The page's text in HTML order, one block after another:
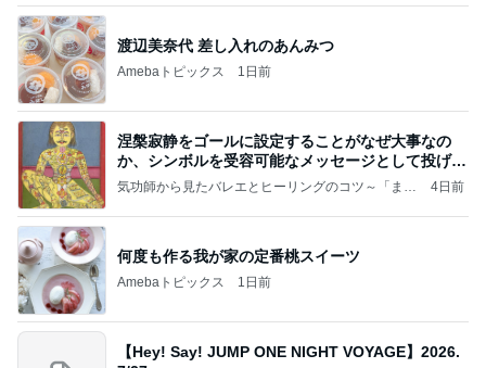
渡辺美奈代 差し入れのあんみつ
Amebaトピックス 1日前
涅槃寂静をゴールに設定することがなぜ大事なの
か、シンボルを受容可能なメッセージとして投げる
ことが
気功師から見たバレエとヒーリングのコツ～「まと
4日前
何度も作る我が家の定番桃スイーツ
Amebaトピックス 1日前
【Hey! Say! JUMP ONE NIGHT VOYAGE】2026.